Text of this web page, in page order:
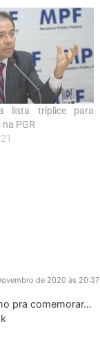
lista tríplice para
PGR
de 2020 às 20:37
pra comemorar…